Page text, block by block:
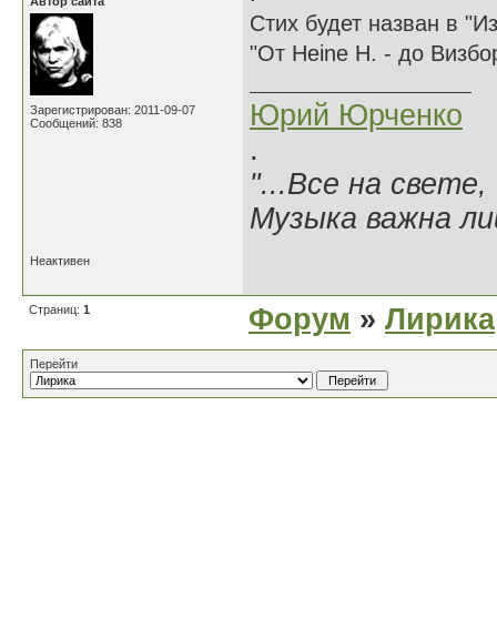
Зарегистрирован: 2011-09-07
Сообщений: 838
Стих будет назван в
"От Неine Н. - до
Юрий Юрченко
.
"...Все на свете,
Музыка важна
Неактивен
Страниц: 1 Форум » Лирика
Перейти